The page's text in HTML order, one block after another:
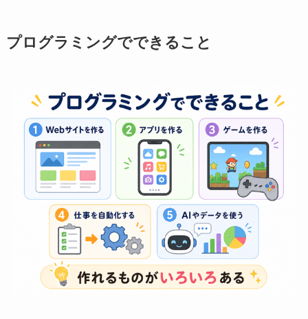
プログラミングでできること